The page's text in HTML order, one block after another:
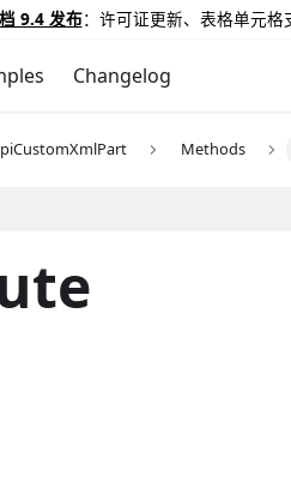
9.4 发布：许可证更新、表格单元格
Changelog
Methods